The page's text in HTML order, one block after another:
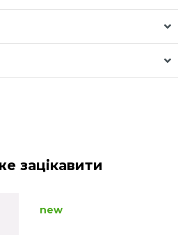
зацікавити
new